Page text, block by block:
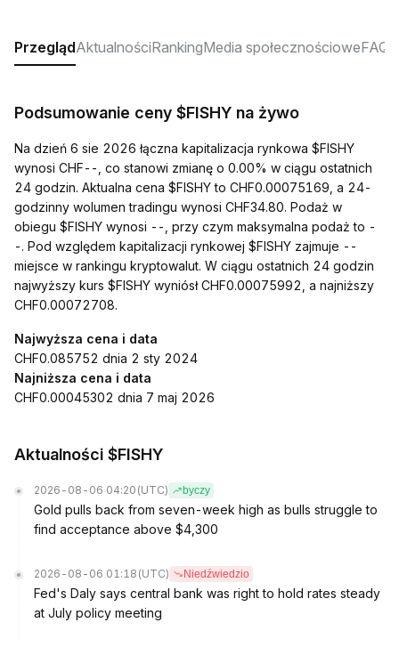
PrzeglądAktualnościRankingMedia społecznościoweFAQ
Podsumowanie ceny $FISHY na żywo
Na dzień 6 sie 2026 łączna kapitalizacja rynkowa $FISHY
wynosi CHF--, co stanowi zmianę o 0.00% w ciągu ostatnich
24 godzin. Aktualna cena $FISHY to CHF0.00075169, a 24-
godzinny wolumen tradingu wynosi CHF34.80. Podaż w
obiegu $FISHY wynosi --, przy czym maksymalna podaż to -
-. Pod względem kapitalizacji rynkowej $FISHY zajmuje --
miejsce w rankingu kryptowalut. W ciągu ostatnich 24 godzin
najwyższy kurs $FISHY wyniósł CHF0.00075992, a najniższy
CHF0.00072708.
Najwyższa cena i data
CHF0.085752 dnia 2 sty 2024
Najniższa cena i data
CHF0.00045302 dnia 7 maj 2026
Aktualności $FISHY
2026-08-06 04:20 (UTC) byczy
Gold pulls back from seven-week high as bulls struggle to
find acceptance above $4,300
2026-08-06 01:18 (UTC) Niedźwiedzio
Fed's Daly says central bank was right to hold rates steady
at July policy meeting